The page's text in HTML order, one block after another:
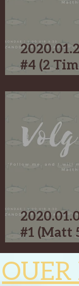
#4 (2
Kruger
#1 (Matt
Kruger
OUER